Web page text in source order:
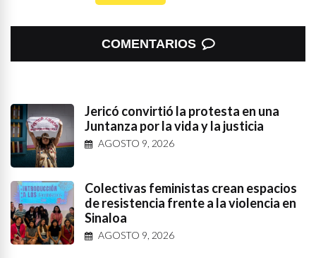
COMENTARIOS
Jericó convirtió la protesta en una
Juntanza por la vida y la justicia
AGOSTO 9, 2026
Colectivas feministas crean espacios
de resistencia frente a la violencia en
Sinaloa
AGOSTO 9, 2026